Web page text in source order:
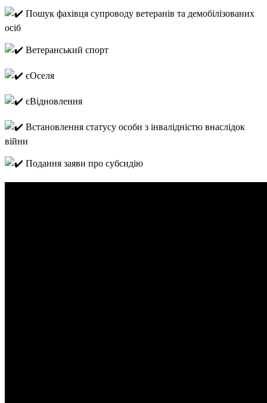
Пошук фахівця супроводу ветеранів та демобілізованих
осіб
Ветеранський спорт
єОселя
єВідновлення
Встановлення статусу особи з інвалідністю внаслідок
війни
Подання заяви про субсидію